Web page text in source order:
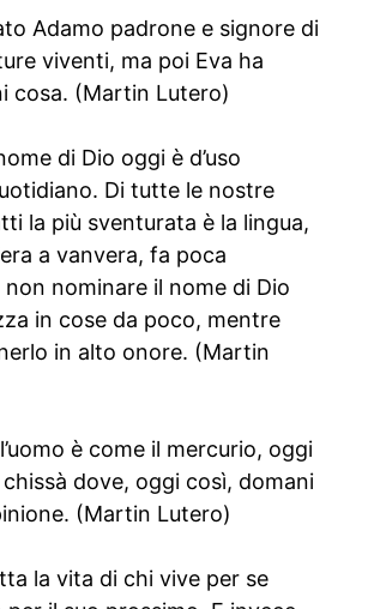
Adamo padrone e signore di
viventi, ma poi Eva ha
cosa. (Martin Lutero)
di Dio oggi è d’uso
Di tutte le nostre
la più sventurata è la lingua,
a vanvera, fa poca
nominare il nome di Dio
in cose da poco, mentre
in alto onore. (Martin
è come il mercurio, oggi
dove, oggi così, domani
(Martin Lutero)
la vita di chi vive per se